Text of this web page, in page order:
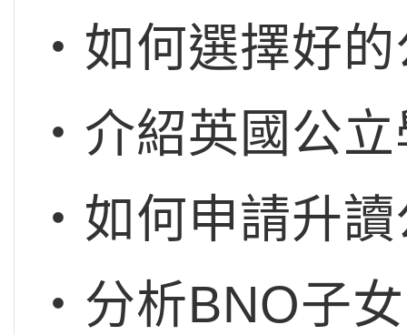
‧如何選擇好
‧介紹英國公
‧如何申請升
‧分析BNO子